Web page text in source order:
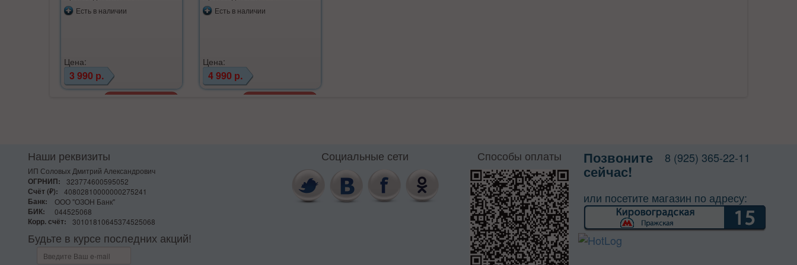
Есть в наличии
Цена:
3 990 р.
Есть в наличии
Цена:
4 990 р.
Наши реквизиты
ИП Соловых Дмитрий Александрович
ОГРНИП:
323774600595052
Счёт (₽):
40802810000000275241
Банк:
ООО "ОЗОН Банк"
БИК:
044525068
Корр. счёт:
30101810645374525068
Будьте в курсе последних акций!
Социальные сети Способы оплаты Позвоните
сейчас!
8 (925) 365-22-11
или посетите магазин по адресу: